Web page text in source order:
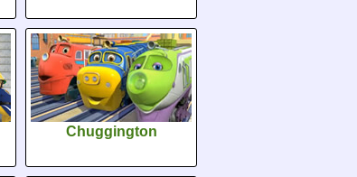
Chuggington